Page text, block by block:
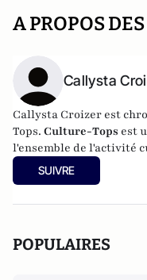
A PROPOS
Callysta
Callysta Croizer est
Tops. Culture-Tops est
l'ensemble de l'activité
opéras, ballets,
etc.).
SUIVRE
POPULAIRES